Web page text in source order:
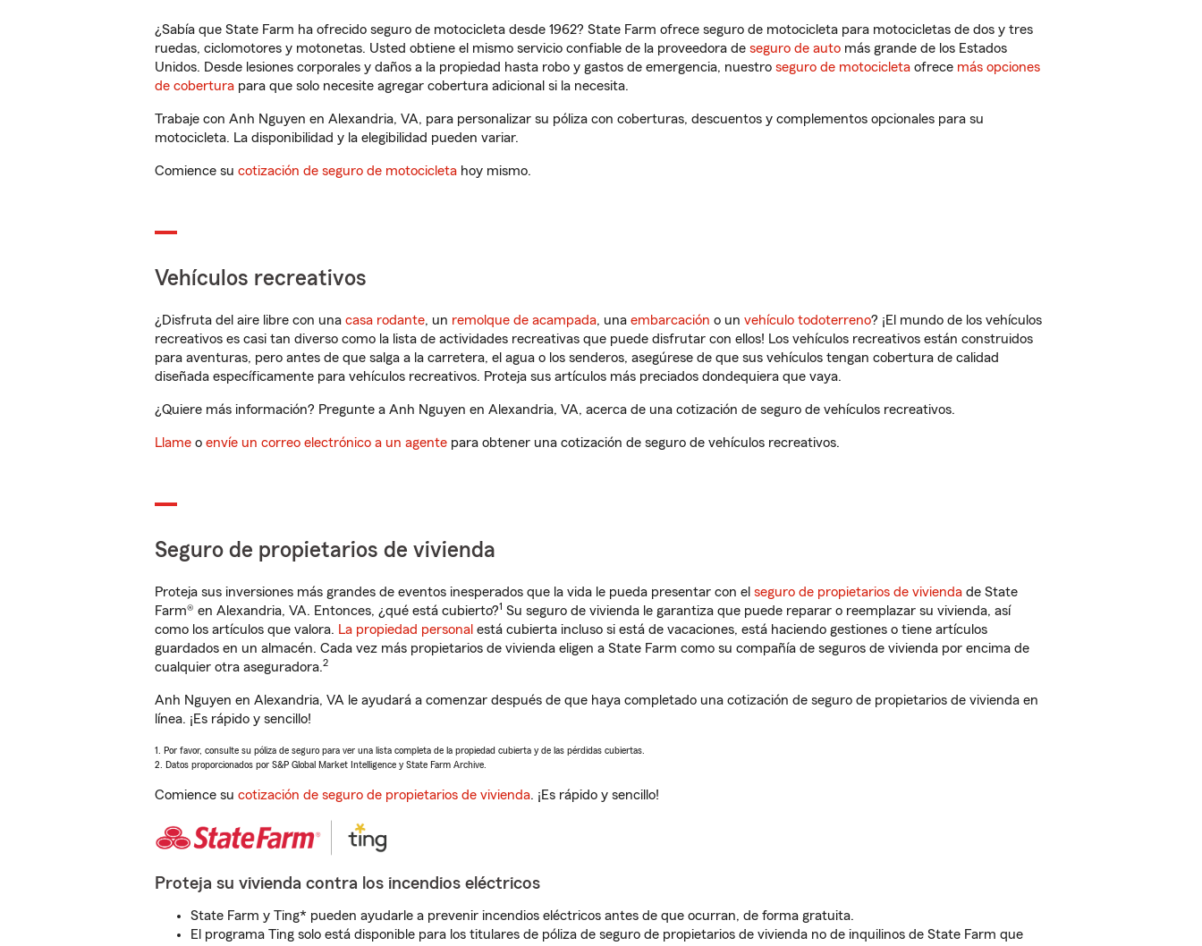
¿Sabía que State Farm ha ofrecido seguro de motocicleta desde 1962? State Farm ofrece seguro de motocicleta para motocicletas de dos y tres
ruedas, ciclomotores y motonetas. Usted obtiene el mismo servicio confiable de la proveedora de seguro de auto más grande de los Estados
Unidos. Desde lesiones corporales y daños a la propiedad hasta robo y gastos de emergencia, nuestro seguro de motocicleta ofrece más opciones
de cobertura para que solo necesite agregar cobertura adicional si la necesita.
Trabaje con Anh Nguyen en Alexandria, VA, para personalizar su póliza con coberturas, descuentos y complementos opcionales para su
motocicleta. La disponibilidad y la elegibilidad pueden variar.
Comience su cotización de seguro de motocicleta hoy mismo.
Vehículos recreativos
¿Disfruta del aire libre con una casa rodante, un remolque de acampada, una embarcación o un vehículo todoterreno? ¡El mundo de los vehículos
recreativos es casi tan diverso como la lista de actividades recreativas que puede disfrutar con ellos! Los vehículos recreativos están construidos
para aventuras, pero antes de que salga a la carretera, el agua o los senderos, asegúrese de que sus vehículos tengan cobertura de calidad
diseñada específicamente para vehículos recreativos. Proteja sus artículos más preciados dondequiera que vaya.
¿Quiere más información? Pregunte a Anh Nguyen en Alexandria, VA, acerca de una cotización de seguro de vehículos recreativos.
Llame o envíe un correo electrónico a un agente para obtener una cotización de seguro de vehículos recreativos.
Seguro de propietarios de vivienda
Proteja sus inversiones más grandes de eventos inesperados que la vida le pueda presentar con el seguro de propietarios de vivienda de State
Farm® en Alexandria, VA. Entonces, ¿qué está cubierto?1 Su seguro de vivienda le garantiza que puede reparar o reemplazar su vivienda, así
como los artículos que valora. La propiedad personal está cubierta incluso si está de vacaciones, está haciendo gestiones o tiene artículos
guardados en un almacén. Cada vez más propietarios de vivienda eligen a State Farm como su compañía de seguros de vivienda por encima de
cualquier otra aseguradora.2
Anh Nguyen en Alexandria, VA le ayudará a comenzar después de que haya completado una cotización de seguro de propietarios de vivienda en
línea. ¡Es rápido y sencillo!
1. Por favor, consulte su póliza de seguro para ver una lista completa de la propiedad cubierta y de las pérdidas cubiertas.
2. Datos proporcionados por S&P Global Market Intelligence y State Farm Archive.
Comience su cotización de seguro de propietarios de vivienda. ¡Es rápido y sencillo!
Proteja su vivienda contra los incendios eléctricos
State Farm y Ting* pueden ayudarle a prevenir incendios eléctricos antes de que ocurran, de forma gratuita.
El programa Ting solo está disponible para los titulares de póliza de seguro de propietarios de vivienda no de inquilinos de State Farm que